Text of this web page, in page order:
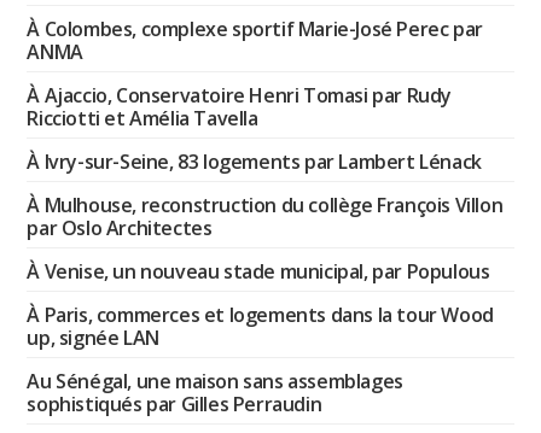
À Colombes, complexe sportif Marie-José Perec par
ANMA
À Ajaccio, Conservatoire Henri Tomasi par Rudy
Ricciotti et Amélia Tavella
À Ivry-sur-Seine, 83 logements par Lambert Lénack
À Mulhouse, reconstruction du collège François Villon
par Oslo Architectes
À Venise, un nouveau stade municipal, par Populous
À Paris, commerces et logements dans la tour Wood
up, signée LAN
Au Sénégal, une maison sans assemblages
sophistiqués par Gilles Perraudin